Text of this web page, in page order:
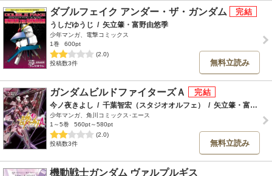
ダブルフェイク アンダー・ザ・ガンダム
うしだゆうじ / 矢立肇・富野由悠季
少年マンガ、電撃コミックス
1巻
600pt
(2.0)
投稿数3件
無料立読み
ガンダムビルドファイターズＡ
今ノ夜きよし / 千葉智宏（スタジオオルフェ） / 矢立肇・富野由悠季
少年マンガ、角川コミックス･エース
1～5巻
560pt～580pt
(2.0)
投稿数3件
無料立読み
機動戦士ガンダム ヴァルプルギス